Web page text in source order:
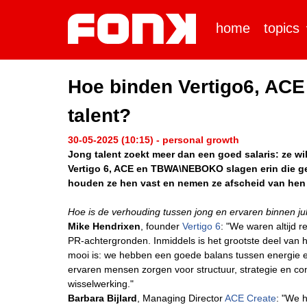
home topics
Hoe binden Vertigo6,
talent?
30-05-2025 (10:15) - personal growth
Jong talent zoekt meer dan een goed salaris: ze
Vertigo 6, ACE en TBWA\NEBOKO slagen erin die
houden ze hen vast en nemen ze afscheid van
Hoe is de verhouding tussen jong en ervaren binnen
Mike Hendrixen , founder Vertigo 6: "We waren altijd
PR-achtergronden. Inmiddels is het grootste deel
mooi is: we hebben een goede balans tussen energie
ervaren mensen zorgen voor structuur, strategie en
wisselwerking."
Barbara Bijlard , Managing DirectorACE Create: "We